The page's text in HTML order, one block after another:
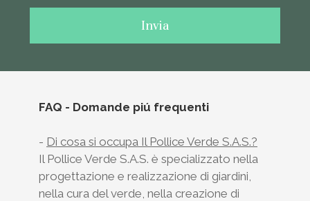
PROGETTI
STUDIOFFICINA
CONTATTO
NEWS ED EVENTI
Invia
FAQ - Domande piú frequenti
- Di cosa si occupa Il Pollice Verde S.A.S.?
Il Pollice Verde S.A.S. è specializzato nella
progettazione e realizzazione di giardini,
nella cura del verde, nella creazione di